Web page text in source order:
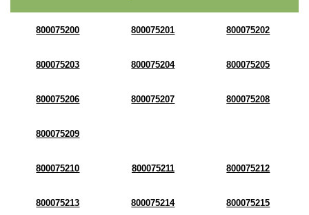
800075200 800075201 800075202
800075203 800075204 800075205
800075206 800075207 800075208
800075209
800075210 800075211 800075212
800075213 800075214 800075215